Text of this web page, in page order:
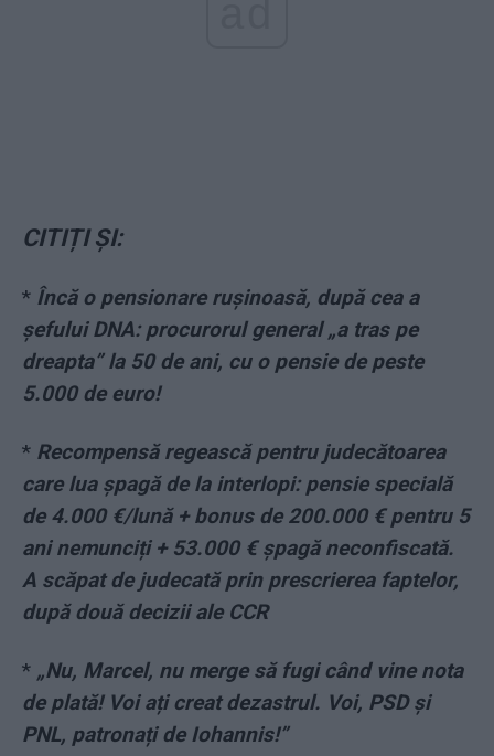
CITIȚI ȘI:
* Încă o pensionare rușinoasă, după cea a
șefului DNA: procurorul general „a tras pe
dreapta” la 50 de ani, cu o pensie de peste
5.000 de euro!
* Recompensă regească pentru judecătoarea
care lua șpagă de la interlopi: pensie specială
de 4.000 €/lună + bonus de 200.000 € pentru 5
ani nemunciți + 53.000 € șpagă neconfiscată.
A scăpat de judecată prin prescrierea faptelor,
după două decizii ale CCR
* „Nu, Marcel, nu merge să fugi când vine nota
de plată! Voi ați creat dezastrul. Voi, PSD și
PNL, patronați de Iohannis!”